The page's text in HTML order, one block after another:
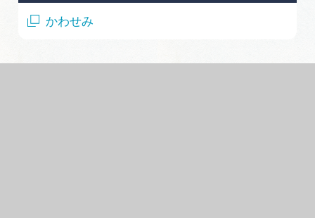
かわせみ